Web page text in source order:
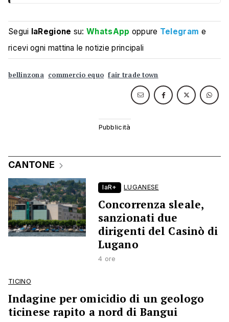
Segui laRegione su:WhatsApp oppure Telegram e
ricevi ogni mattina le notizie principali
bellinzona commercio equo fair trade town
CANTONE
laR+ LUGANESE
Concorrenza sleale,
sanzionati due
dirigenti del Casinò di
Lugano
4 ore
TICINO
Indagine per omicidio di un geologo
ticinese rapito a nord di Bangui